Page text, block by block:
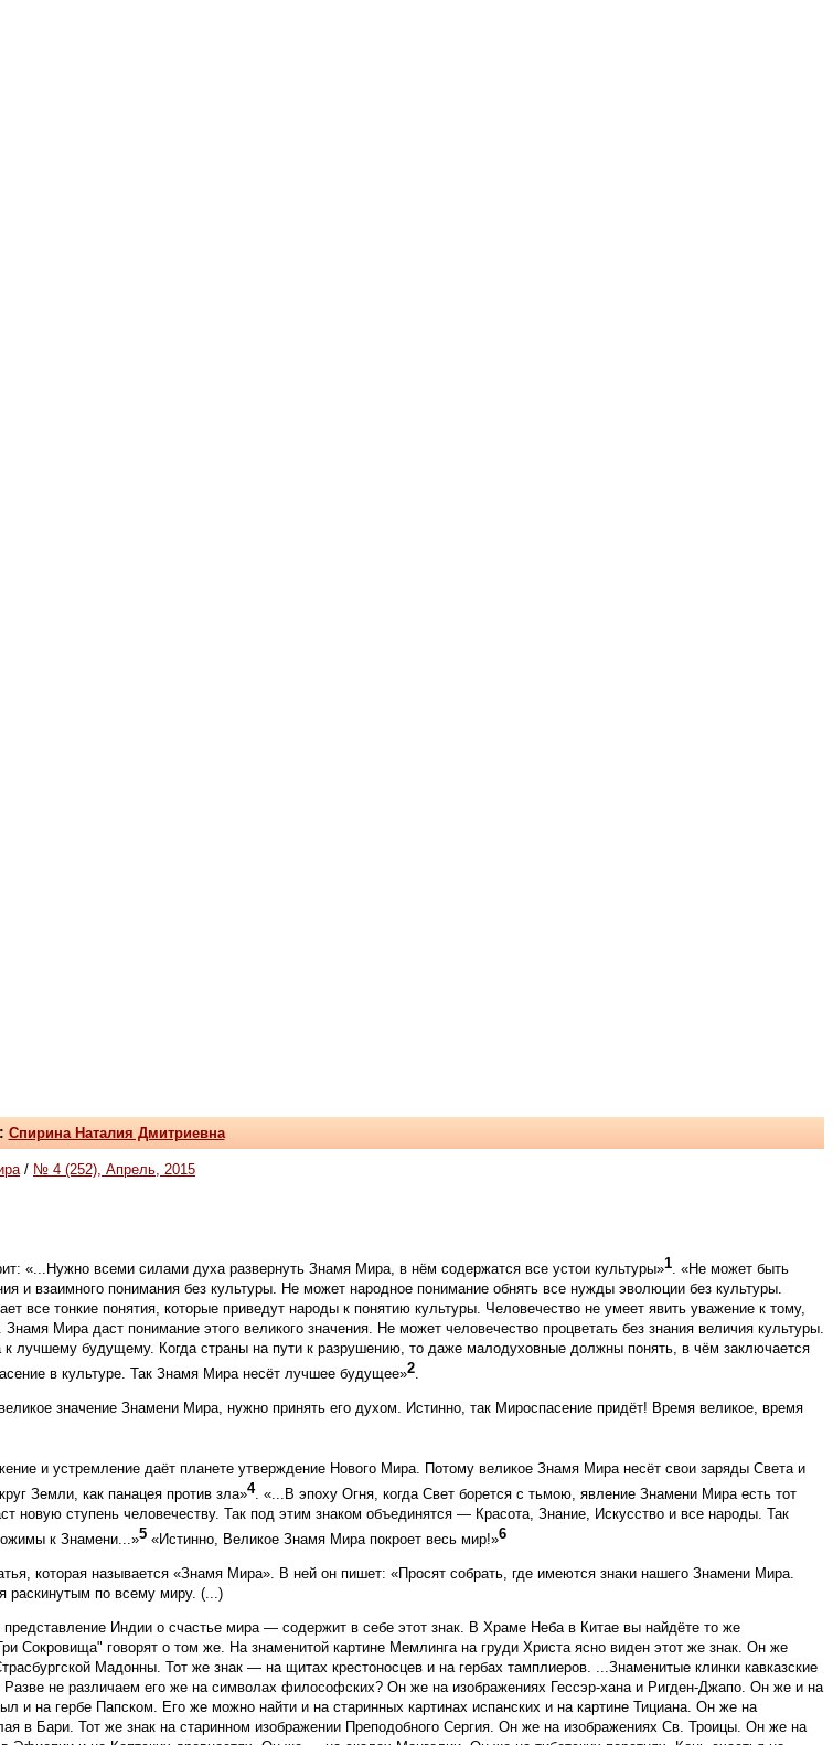
Спирина Наталия Дмитриевна
/ № 4 (252), Апрель, 2015
«...Нужно всеми силами духа развернуть Знамя Мира, в нём содержатся все устои культуры»1. «Не может быть
и взаимного понимания без культуры. Не может народное понимание обнять все нужды эволюции без культуры.
все тонкие понятия, которые приведут народы к понятию культуры. Человечество не умеет явить уважение к тому,
Мира даст понимание этого великого значения. Не может человечество процветать без знания величия культуры.
к лучшему будущему. Когда страны на пути к разрушению, то даже малодуховные должны понять, в чём заключается
в культуре. Так Знамя Мира несёт лучшее будущее»2.
значение Знамени Мира, нужно принять его духом. Истинно, так Мироспасение придёт! Время великое, время
и устремление даёт планете утверждение Нового Мира. Потому великое Знамя Мира несёт свои заряды Света и
Земли, как панацея против зла»4. «...В эпоху Огня, когда Свет борется с тьмою, явление Знамени Мира есть тот
новую ступень человечеству. Так под этим знаком объединятся — Красота, Знание, Искусство и все народы. Так
к Знамени...»5 «Истинно, Великое Знамя Мира покроет весь мир!»6
которая называется «Знамя Мира». В ней он пишет: «Просят собрать, где имеются знаки нашего Знамени Мира.
раскинутым по всему миру. (...)
Индии о счастье мира — содержит в себе этот знак. В Храме Неба в Китае вы найдёте то же
Сокровища" говорят о том же. На знаменитой картине Мемлинга на груди Христа ясно виден этот же знак. Он же
Мадонны. Тот же знак — на щитах крестоносцев и на гербах тамплиеров. ...Знаменитые клинки кавказские
Разве не различаем его же на символах философских? Он же на изображениях Гессэр-хана и Ригден-Джапо. Он же и на
и на гербе Папском. Его же можно найти и на старинных картинах испанских и на картине Тициана. Он же на
в Бари. Тот же знак на старинном изображении Преподобного Сергия. Он же на изображениях Св. Троицы. Он же на